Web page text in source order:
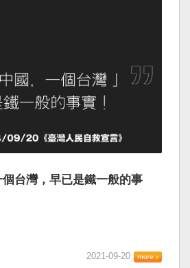
個台灣，早已是鐵一般的事
2021-09-20